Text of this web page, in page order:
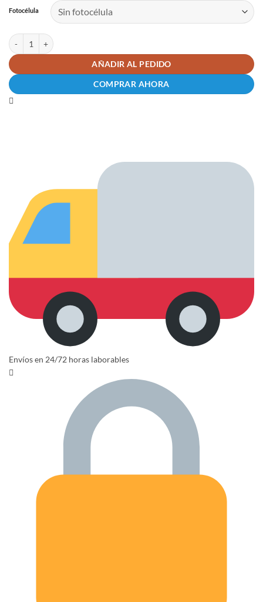
Fotocélula
Kit motor puerta corredera Artemis 1000 con 6 metros cremallera nylon
AÑADIR AL PEDIDO
COMPRAR AHORA
Envíos en 24/72 horas laborables